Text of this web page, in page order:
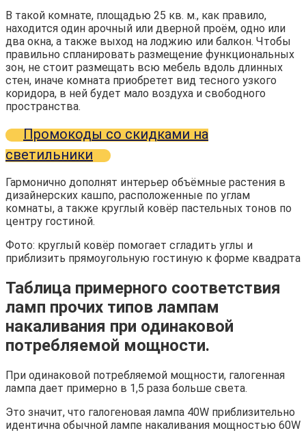
В такой комнате, площадью 25 кв. м., как правило,
находится один арочный или дверной проём, одно или
два окна, а также выход на лоджию или балкон. Чтобы
правильно спланировать размещение функциональных
зон, не стоит размещать всю мебель вдоль длинных
стен, иначе комната приобретет вид тесного узкого
коридора, в ней будет мало воздуха и свободного
пространства.
Промокоды со скидками на
светильники
Гармонично дополнят интерьер объёмные растения в
дизайнерских кашпо, расположенные по углам
комнаты, а также круглый ковёр пастельных тонов по
центру гостиной.
Фото: круглый ковёр помогает сгладить углы и
приблизить прямоугольную гостиную к форме квадрата
Таблица примерного соответствия
ламп прочих типов лампам
накаливания при одинаковой
потребляемой мощности.
При одинаковой потребляемой мощности, галогенная
лампа дает примерно в 1,5 раза больше света.
Это значит, что галогеновая лампа 40W приблизительно
идентична обычной лампе накаливания мощностью 60W